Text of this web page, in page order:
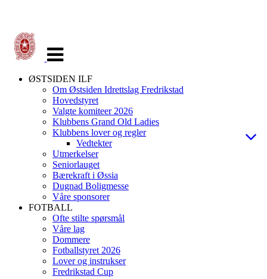
navigasjon
ØSTSIDEN ILF
Om Østsiden Idrettslag Fredrikstad
Hovedstyret
Valgte komiteer 2026
Klubbens Grand Old Ladies
Klubbens lover og regler
Vedtekter
Utmerkelser
Seniorlauget
Bærekraft i Øssia
Dugnad Boligmesse
Våre sponsorer
FOTBALL
Ofte stilte spørsmål
Våre lag
Dommere
Fotballstyret 2026
Lover og instrukser
Fredrikstad Cup